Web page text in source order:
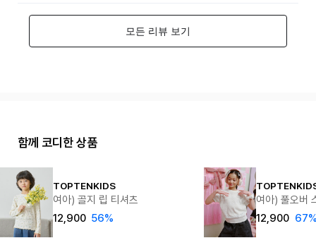
함께 코디한 상품
TOPTENKIDS
여아) 골지 립 티셔츠
12,900 56%
여아) 풀오버
12,900